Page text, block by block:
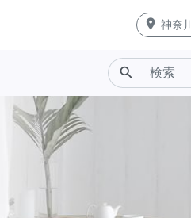
place 神奈
search